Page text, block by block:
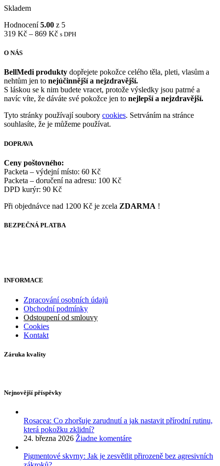
Skladem
Hodnocení5.00 z 5
319 Kč – 869 Kč s DPH
O NÁS
BellMedi produkty dopřejete pokožce celého těla, pleti, vlasům a
nehtům jen to nejúčinnější a nejzdravější.
S láskou se k nim budete vracet, protože výsledky jsou patrné a
navíc víte, že dáváte své pokožce jen to nejlepší a nejzdravější.
Tyto stránky používají soubory cookies. Setrváním na stránce
souhlasíte, že je můžeme používat.
DOPRAVA
Ceny poštovného:
Packeta – výdejní místo: 60 Kč
Packeta – doručení na adresu: 100 Kč
DPD kurýr: 90 Kč
Při objednávce nad 1200 Kč je zcela ZDARMA !
BEZPEČNÁ PLATBA
INFORMACE
Zpracování osobních údajů
Obchodní podmínky
Odstoupení od smlouvy
Cookies
Kontakt
Záruka kvality
Nejnovější příspěvky
Rosacea: Co zhoršuje zarudnutí a jak nastavit přírodní rutinu,
která pokožku zklidní?
24. března 2026 Žiadne komentáre
Pigmentové skvrny: Jak je zesvětlit přirozeně bez agresivních